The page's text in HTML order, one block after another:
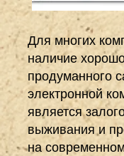
Для многих
наличие
продуманного
электронной
является
выживания и
на